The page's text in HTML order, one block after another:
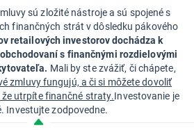
sú zložité nástroje a sú spojené s
finančných strát v dôsledku pákového
retailových investorov dochádza k
s finančnými rozdielovými
Mali by ste zvážiť, či chápete,
zmluvy fungujú, a či si môžete dovoliť
utrpíte finančné straty.Investovanie je
Investujte zodpovedne.